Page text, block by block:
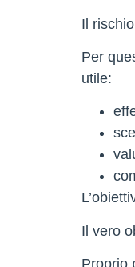
Il
Per
utile:
Il vero